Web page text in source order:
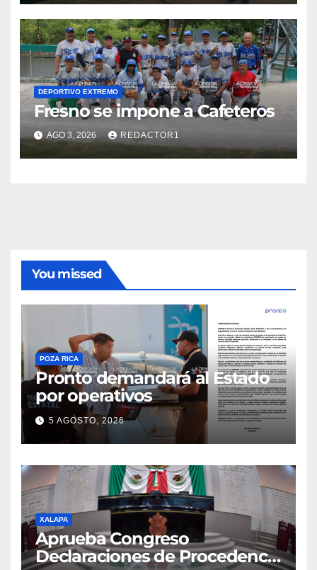
DEPORTIVO EXTREMO
Fresno se impone a Cafeteros
AGO 3, 2026 REDACTOR1
You missed
POZA RICA
Pronto demandará al Estado
por operativos
5 AGOSTO, 2026
XALAPA
Aprueba Congreso
Declaraciones de Procedencia